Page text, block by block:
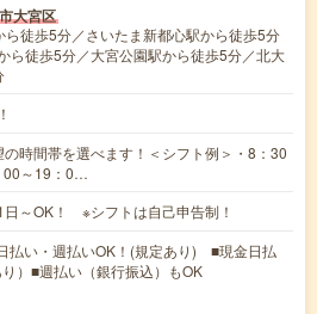
大宮区
ら徒歩5分／さいたま新都心駅から徒歩5分
ら徒歩5分／大宮公園駅から徒歩5分／北大
時間帯を選べます！＜シフト例＞・8：30
00～19：0…
日～OK！ ※シフトは自己申告制！
い・週払いOK！(規定あり) ■現金日払
）■週払い（銀行振込）もOK